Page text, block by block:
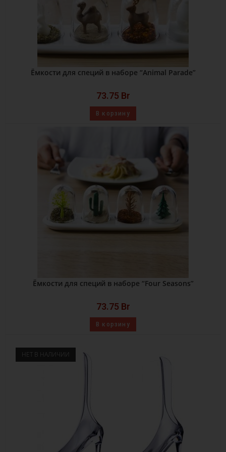
Ёмкости для специй в наборе “Animal Parade”
73.75 Br
В корзину
Ёмкости для специй в наборе “Four Seasons”
73.75 Br
В корзину
НЕТ В НАЛИЧИИ